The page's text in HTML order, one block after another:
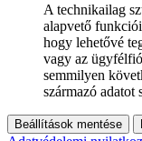
A technikailag
alapvető
hogy lehetővé
vagy az
semmilyen
származó adatot
Beállítások mentése